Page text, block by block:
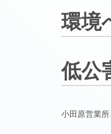
環境
低公
小田原営業